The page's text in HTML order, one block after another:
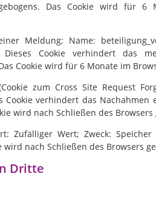
Das Cookie wird für 6
Meldung; Name:
Cookie verhindert das
Cookie wird für 6 Monate im
zum Cross Site Request
Cookie verhindert das Nachahmen
wird nach Schließen des Browsers
Zufälliger Wert; Zweck:
wird nach Schließen des Browsers
Dritte